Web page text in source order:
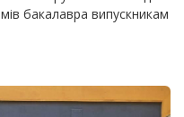
бакалавра випускникам